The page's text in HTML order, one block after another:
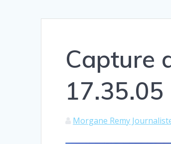
Capture
17.35.05
Morgane Remy